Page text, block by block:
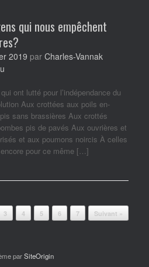
qui nous empêchent
2019 par Charles-Vannak
ont lutté pour l’indépendance du
Aux crottées aux poils en-
sans brassières Aux crottés
pis de pavés Aux ouvrières et
et aux poumons noircis À celles
pour ce même […]
3 4 5 6 7 Suivant »
parSiteOrigin